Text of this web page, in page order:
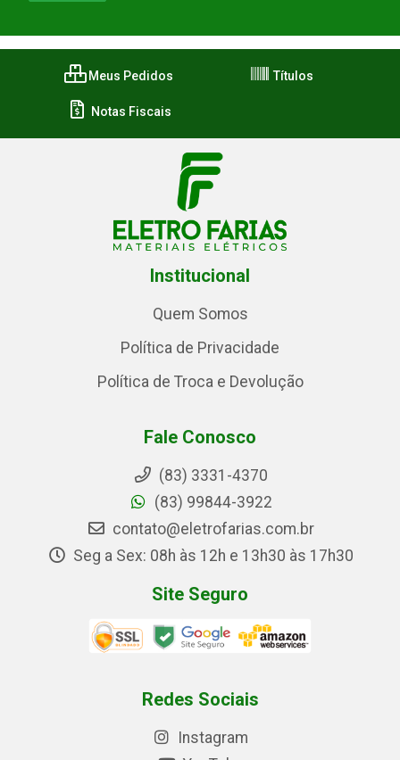
Meus Pedidos Títulos
Notas Fiscais
Institucional
Quem Somos
Política de Privacidade
Política de Troca e Devolução
Fale Conosco
(83) 3331-4370
(83) 99844-3922
contato@eletrofarias.com.br
Seg a Sex: 08h às 12h e 13h30 às 17h30
Site Seguro
Redes Sociais
Instagram